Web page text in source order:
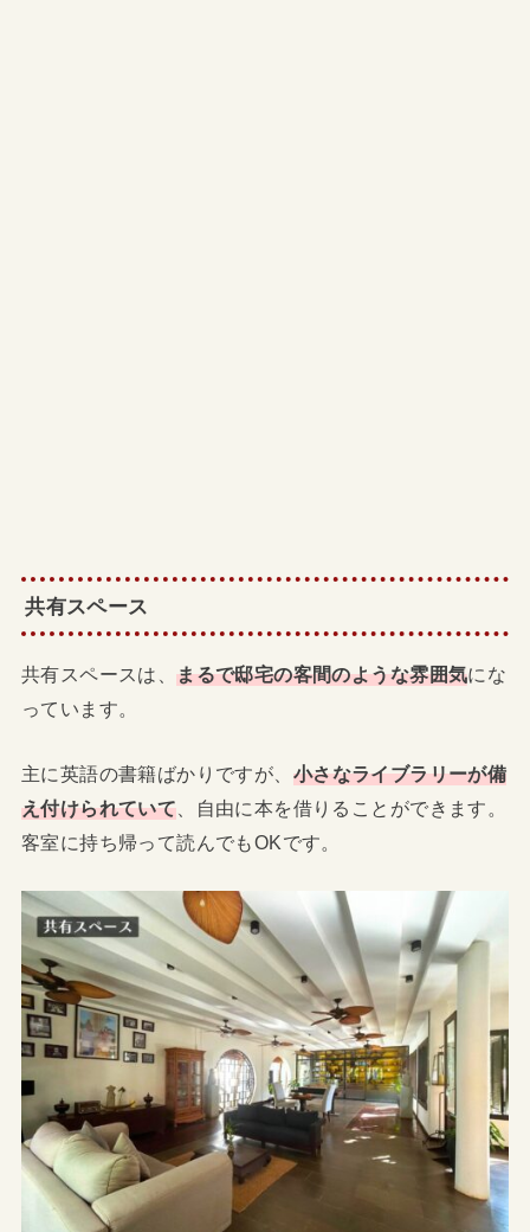
共有スペース
共有スペースは、まるで邸宅の客間のような雰囲気にな
っています。
主に英語の書籍ばかりですが、 小さなライブラリーが備
え付けられていて 、自由に本を借りることができます。
客室に持ち帰って読んでもOKです。